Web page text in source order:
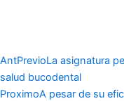
AntPrevioLa asignatura
salud bucodental
ProximoA pesar de su